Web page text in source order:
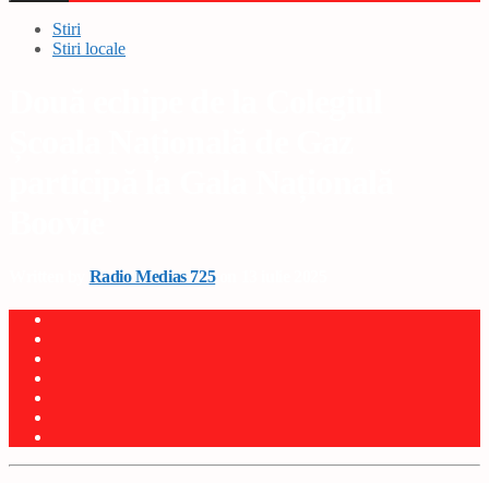
Stiri
Stiri locale
Radio Medias 725on 13 iulie 2025